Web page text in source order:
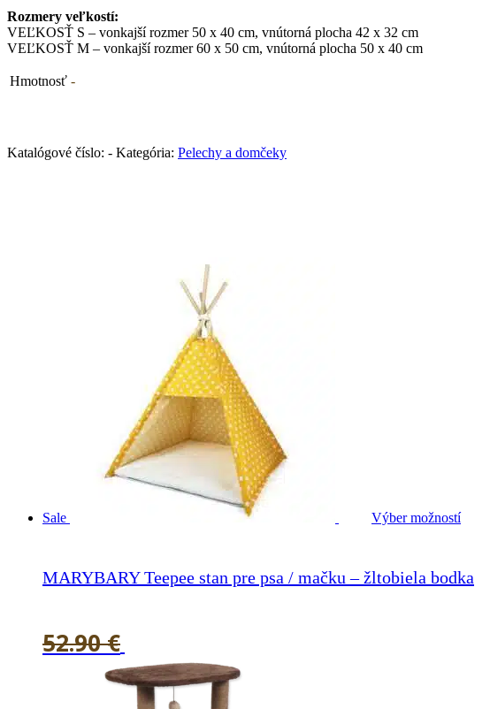
Rozmery veľkostí:
VEĽKOSŤ S – vonkajší rozmer 50 x 40 cm, vnútorná plocha 42 x 32 cm
VEĽKOSŤ M – vonkajší rozmer 60 x 50 cm, vnútorná plocha 50 x 40 cm
Hmotnosť -
Katalógové číslo: - Kategória: Pelechy a domčeky
Sale Výber možností
MARYBARY Teepee stan pre psa / mačku – žltobiela bodka
52.90€